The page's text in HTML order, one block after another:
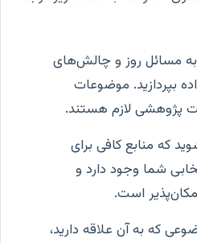
مسائل روز و چالش‌های
بپردازید. موضوعات
پژوهشی لازم هستند.
که منابع کافی برای
شما وجود دارد و
است.
که به آن علاقه دارید،